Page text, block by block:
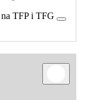
na TFP i TFG